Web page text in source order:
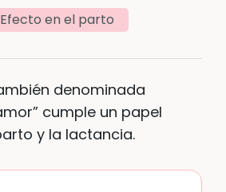
Efecto en el parto
denominada
cumple un papel
y la lactancia.